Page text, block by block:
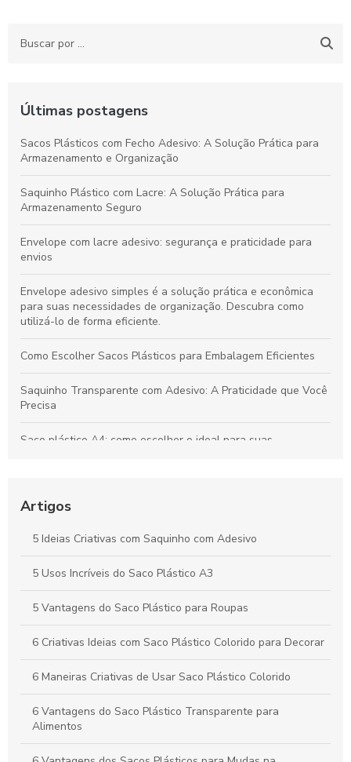
Últimas postagens
Sacos Plásticos com Fecho Adesivo: A Solução Prática para
Armazenamento e Organização
Saquinho Plástico com Lacre: A Solução Prática para
Armazenamento Seguro
Envelope com lacre adesivo: segurança e praticidade para
envios
Envelope adesivo simples é a solução prática e econômica
para suas necessidades de organização. Descubra como
utilizá-lo de forma eficiente.
Como Escolher Sacos Plásticos para Embalagem Eficientes
Saquinho Transparente com Adesivo: A Praticidade que Você
Precisa
Saco plástico A4: como escolher o ideal para suas
corretamente
Vantagens e Aplicações do Saco Polipropileno no Dia a Dia
Artigos
5 Ideias Criativas com Saquinho com Adesivo
5 Usos Incríveis do Saco Plástico A3
5 Vantagens do Saco Plástico para Roupas
6 Criativas Ideias com Saco Plástico Colorido para Decorar
6 Maneiras Criativas de Usar Saco Plástico Colorido
6 Vantagens do Saco Plástico Transparente para
Alimentos